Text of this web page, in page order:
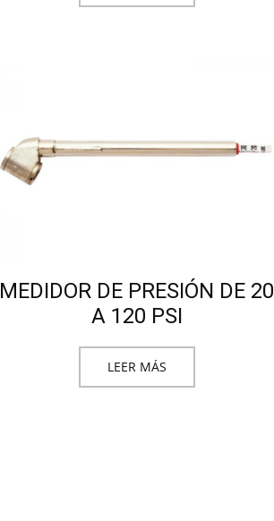
MEDIDOR DE PRESIÓN DE 20
A 120 PSI
LEER MÁS